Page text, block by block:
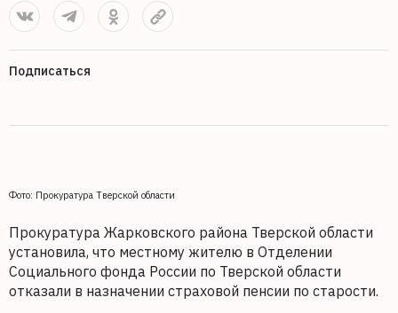
Подписаться
Фото: Прокуратура Тверской области
Прокуратура Жарковского района Тверской области
установила, что местному жителю в Отделении
Социального фонда России по Тверской области
отказали в назначении страховой пенсии по старости.